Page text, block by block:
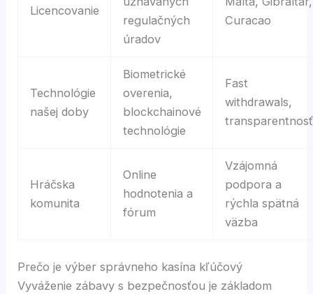
Licencovanie
regulačných
úradov
Curacao
Technológie
našej doby
Biometrické
overenia,
blockchainové
technológie
Fast
withdrawals,
transparentnosť
Hráčska
komunita
Online
hodnotenia a
fórum
Vzájomná
podpora a
rýchla spätná
väzba
Prečo je výber správneho kasína kľúčový
Vyváženie zábavy s bezpečnosťou je základom